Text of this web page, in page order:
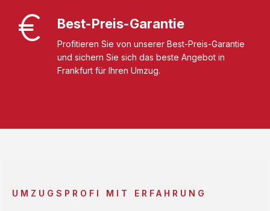
Best-Preis-Garantie
Profitieren Sie von unserer Best-Preis-Garantie
und sichern Sie sich das beste Angebot in
Frankfurt für Ihren Umzug.
UMZUGSPROFI MIT ERFAHRUNG